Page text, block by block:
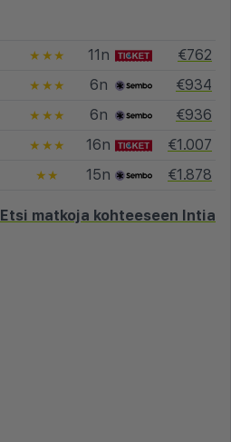
★★★ 11n
€762
★★★ 6n
€934
★★★ 6n
€936
★★★ 16n
€1.007
★★ 15n €1.878
Etsi matkoja kohteeseen Intia